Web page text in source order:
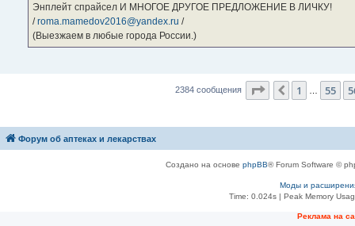
Энплейт спрайсел И МНОГОЕ ДРУГОЕ ПРЕДЛОЖЕНИЕ В ЛИЧКУ!
/roma.mamedov2016@yandex.ru /
(Выезжаем в любые города России.)
2384 сообщения Страница 57из
Пред.
1 55
Форум об аптеках и лекарствах
Создано на основе phpBB® Forum Software ©
Моды и
Time: 0.024s| Peak Memory
Рeклама на